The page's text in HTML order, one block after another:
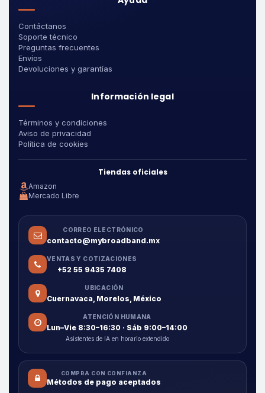
Contáctanos
Soporte técnico
Preguntas frecuentes
Envíos
Devoluciones y garantías
Información legal
Términos y condiciones
Aviso de privacidad
Política de cookies
Tiendas oficiales
Amazon
Mercado Libre
CORREO ELECTRÓNICO
contacto@mybroadband.mx
VENTAS Y COTIZACIONES
+52 55 9435 7408
UBICACIÓN
Cuernavaca, Morelos, México
ATENCIÓN HUMANA
Lun–Vie 8:30–16:30 · Sáb 9:00–14:00
Asistentes de IA en horario extendido
COMPRA CON CONFIANZA
Métodos de pago aceptados